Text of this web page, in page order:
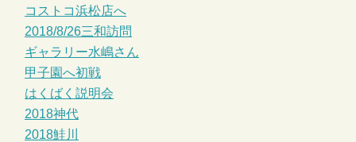
コストコ浜松店へ
2018/8/26三和訪問
ギャラリー水嶋さん
甲子園へ初戦
はくばく説明会
2018神代
2018鮭川